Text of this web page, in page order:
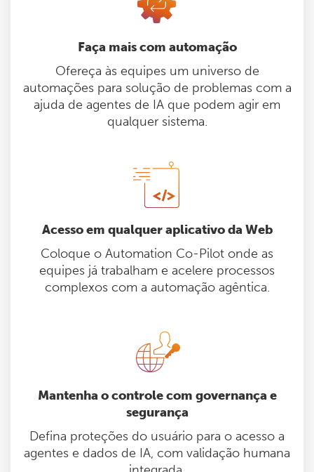
Faça mais com automação
Ofereça às equipes um universo de
automações para solução de problemas com a
ajuda de agentes de IA que podem agir em
qualquer sistema.
Acesso em qualquer aplicativo da Web
Coloque o Automation Co-Pilot onde as
equipes já trabalham e acelere processos
complexos com a automação agêntica.
Mantenha o controle com governança e
segurança
Defina proteções do usuário para o acesso a
agentes e dados de IA, com validação humana